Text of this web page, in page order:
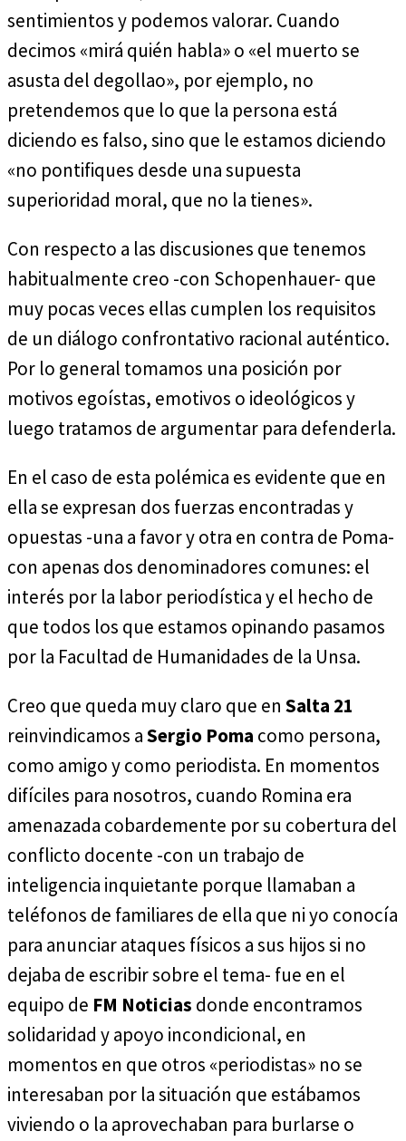
sentimientos y podemos valorar. Cuando
decimos «mirá quién habla» o «el muerto se
asusta del degollao», por ejemplo, no
pretendemos que lo que la persona está
diciendo es falso, sino que le estamos diciendo
«no pontifiques desde una supuesta
superioridad moral, que no la tienes».
Con respecto a las discusiones que tenemos
habitualmente creo -con Schopenhauer- que
muy pocas veces ellas cumplen los requisitos
de un diálogo confrontativo racional auténtico.
Por lo general tomamos una posición por
motivos egoístas, emotivos o ideológicos y
luego tratamos de argumentar para defenderla.
En el caso de esta polémica es evidente que en
ella se expresan dos fuerzas encontradas y
opuestas -una a favor y otra en contra de Poma-
con apenas dos denominadores comunes: el
interés por la labor periodística y el hecho de
que todos los que estamos opinando pasamos
por la Facultad de Humanidades de la Unsa.
Creo que queda muy claro que en Salta 21
reinvindicamos aSergio Poma como persona,
como amigo y como periodista. En momentos
difíciles para nosotros, cuando Romina era
amenazada cobardemente por su cobertura del
conflicto docente -con un trabajo de
inteligencia inquietante porque llamaban a
teléfonos de familiares de ella que ni yo conocía
para anunciar ataques físicos a sus hijos si no
dejaba de escribir sobre el tema- fue en el
equipo de FM Noticias donde encontramos
solidaridad y apoyo incondicional, en
momentos en que otros «periodistas» no se
interesaban por la situación que estábamos
viviendo o la aprovechaban para burlarse o